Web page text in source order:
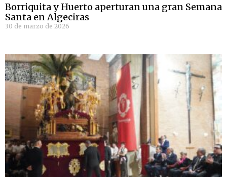
Borriquita y Huerto aperturan una gran Semana
Santa en Algeciras
30 de marzo de 2026